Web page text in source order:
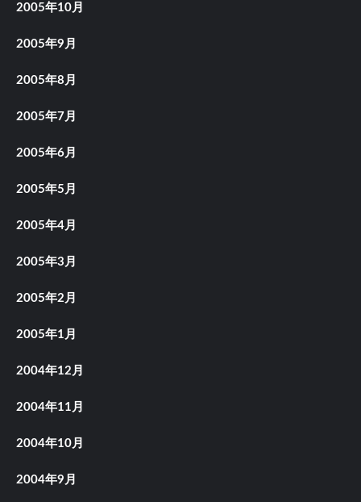
2005年10月
2005年9月
2005年8月
2005年7月
2005年6月
2005年5月
2005年4月
2005年3月
2005年2月
2005年1月
2004年12月
2004年11月
2004年10月
2004年9月